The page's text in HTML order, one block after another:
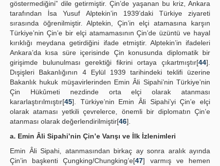
göstermediğini” dile getirmiştir. Çin’de yaşanan bu kriz, Ankara
tarafından İsa Yusuf Alptekin’in 1939’daki Türkiye ziyareti
sırasında öğrenilmiştir. Alptekin, Çin’in elçi atamasına karşın
Türkiye’nin Çin’e bir elçi atamamasının Çin’de üzüntü ve hayal
kırıklığı meydana getirdiğini ifade etmiştir. Alptekin’in ifadeleri
Ankara’da kısa süre içerisinde Çin konusunda diplomatik bir
girişimde bulunulması gerektiği fikrini ortaya çıkartmıştır[44].
Dışişleri Bakanlığının 4 Eylül 1939 tarihindeki teklifi üzerine
Bakanlık hukuk müşavirlerinden Emin Âli Sipahi’nin Türkiye’nin
Çin Hükûmeti nezdinde orta elçi olarak atanması
kararlaştırılmıştır[45]. Türkiye’nin Emin Âli Sipahi’yi Çin’e elçi
olarak ataması yetkili çevrelerce, önemli bir diplomatın Çin’e
atanması olarak değerlendirilmiştir[46].
a. Emin Âli Sipahi’nin Çin’e Varışı ve İlk İzlenimleri
Emin Âli Sipahi, atanmasından birkaç ay sonra aralık ayında
Çin’in başkenti Çungking/Chungking’e[47] varmış ve hemen